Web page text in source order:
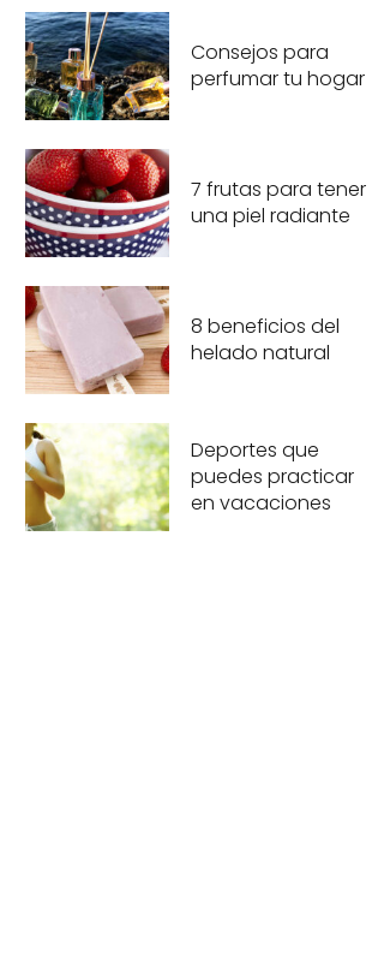
Consejos para
perfumar tu hogar
7 frutas para tener
una piel radiante
8 beneficios del
helado natural
Deportes que
puedes practicar
en vacaciones